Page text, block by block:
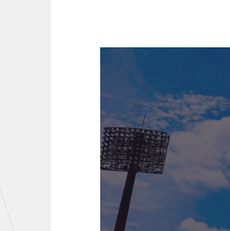
スタジアムルール
スタジアムグルメ
会場周辺案内図
ホームイベント情報
初心者向けのガイダンス
運営サポートスタッフ募集
設営撤収応援隊募集